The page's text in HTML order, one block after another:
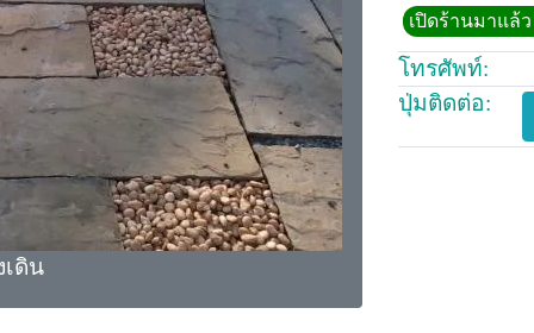
ดิน
เปิดร้านมาแล้ว
โทรศัพท์:
ปุ่มติดต่อ: